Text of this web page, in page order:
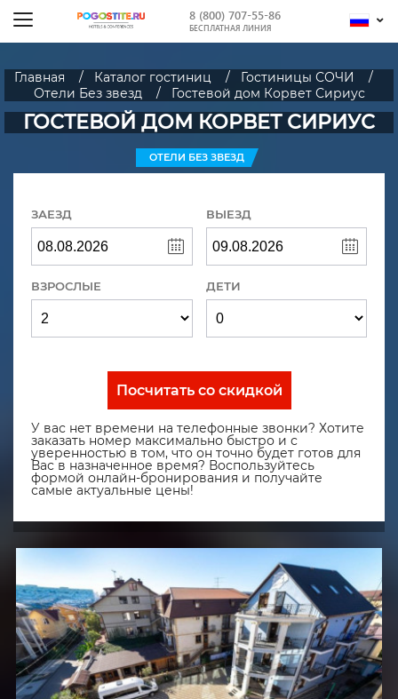
8 (800) 707-55-86
БЕСПЛАТНАЯ ЛИНИЯ
Главная Каталог гостиниц
Гостиницы СОЧИ
Отели Без звезд
Гостевой дом Корвет Сириус
ГОСТЕВОЙ ДОМ КОРВЕТ СИРИУС
ОТЕЛИ БЕЗ ЗВЕЗД
ЗАЕЗД ВЫЕЗД
ВЗРОСЛЫЕ ДЕТИ
Посчитать со скидкой
У вас нет времени на телефонные звонки? Хотите
заказать номер максимально быстро и с
уверенностью в том, что он точно будет готов для
Вас в назначенное время? Воспользуйтесь
формой онлайн-бронирования и получайте
самые актуальные цены!